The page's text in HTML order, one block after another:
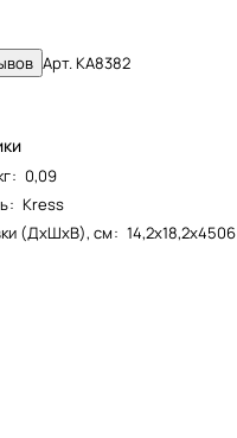
Арт.KA8382
: 0,09
: Kress
(ДxШxВ), см: 14,2x18,2x4506